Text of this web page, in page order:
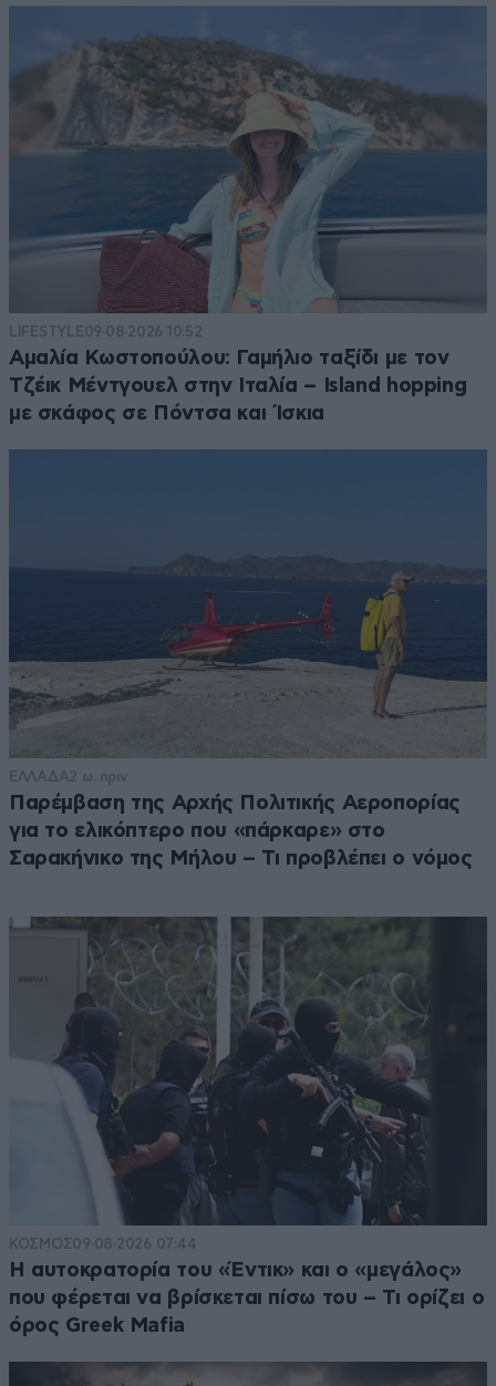
LIFESTYLE09·08·2026 10:52
Αμαλία Κωστοπούλου: Γαμήλιο ταξίδι με τον
Τζέικ Μέντγουελ στην Ιταλία – Island hopping
με σκάφος σε Πόντσα και Ίσκια
ΕΛΛΑΔΑ2 ω. πριν
Παρέμβαση της Αρχής Πολιτικής Αεροπορίας
για το ελικόπτερο που «πάρκαρε» στο
Σαρακήνικο της Μήλου – Τι προβλέπει ο νόμος
ΚΟΣΜΟΣ09·08·2026 07:44
Η αυτοκρατορία του «Έντικ» και ο «μεγάλος»
που φέρεται να βρίσκεται πίσω του – Τι ορίζει ο
όρος Greek Mafia